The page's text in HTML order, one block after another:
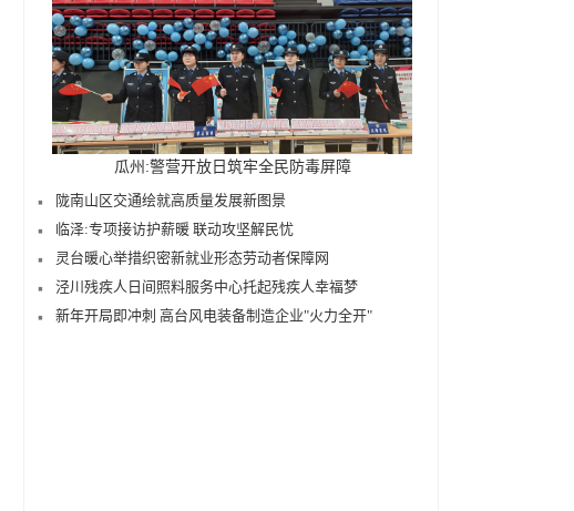
瓜州:警营开放日筑牢全民防毒屏障
陇南山区交通绘就高质量发展新图景
临泽:专项接访护薪暖 联动攻坚解民忧
灵台暖心举措织密新就业形态劳动者保障网
泾川残疾人日间照料服务中心托起残疾人幸福梦
新年开局即冲刺 高台风电装备制造企业"火力全开"